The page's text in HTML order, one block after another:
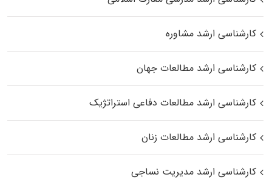
کارشناسی ارشد مشاوره
کارشناسی ارشد مطالعات جهان
کارشناسی ارشد مطالعات دفاعی استراتژیک
کارشناسی ارشد مطالعات زنان
کارشناسی ارشد مدیریت نساجی